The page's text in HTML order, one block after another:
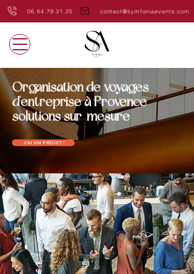
06.64.79.31.25 contact@symfoniaevents.com
Organisation de voyages
d'entreprise à Provence -
solutions sur-mesure
J'AI UN PROJET !